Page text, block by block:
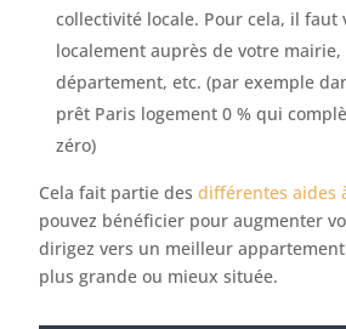
collectivité locale. Pour cela, il faut
localement auprès de votre mairie,
département, etc. (par exemple
prêt Paris logement 0 % qui
zéro)
Cela fait partie desdifférentes aides
pouvez bénéficier pour augmenter
dirigez vers un meilleur
plus grande ou mieux située.